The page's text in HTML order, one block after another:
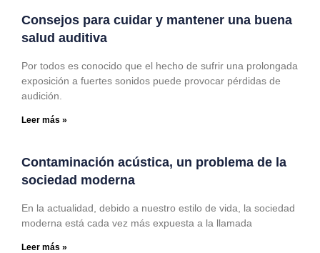
Consejos para cuidar y mantener una buena
salud auditiva
Por todos es conocido que el hecho de sufrir una prolongada
exposición a fuertes sonidos puede provocar pérdidas de
audición.
Leer más »
Contaminación acústica, un problema de la
sociedad moderna
En la actualidad, debido a nuestro estilo de vida, la sociedad
moderna está cada vez más expuesta a la llamada
Leer más »